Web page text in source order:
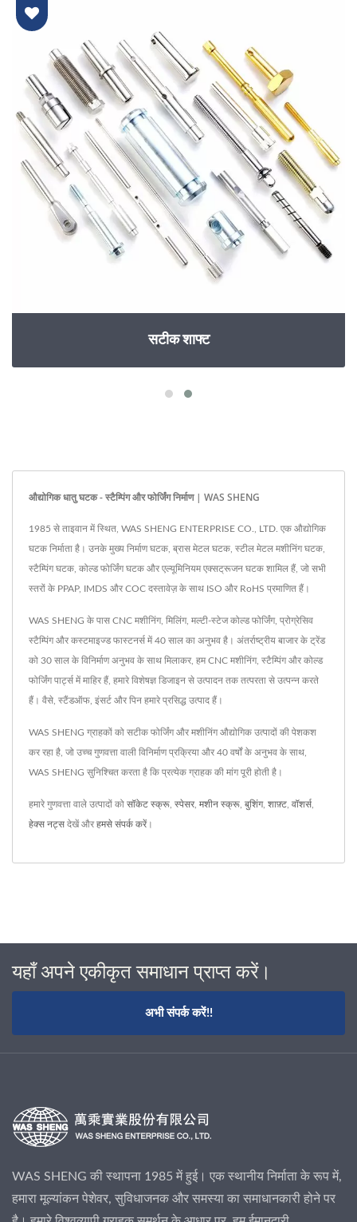
सटीक शाफ्ट
औद्योगिक धातु घटक - स्टैम्पिंग और फोर्जिंग निर्माण | WAS SHENG
1985 से ताइवान में स्थित, WAS SHENG ENTERPRISE CO., LTD. एक औद्योगिक
घटक निर्माता है। उनके मुख्य निर्माण घटक, ब्रास मेटल घटक, स्टील मेटल मशीनिंग घटक,
स्टैम्पिंग घटक, कोल्ड फोर्जिंग घटक और एल्यूमिनियम एक्सट्रूजन घटक शामिल हैं, जो सभी
स्तरों के PPAP, IMDS और COC दस्तावेज़ के साथ ISO और RoHS प्रमाणित हैं।
WAS SHENG के पास CNC मशीनिंग, मिलिंग, मल्टी-स्टेज कोल्ड फोर्जिंग, प्रोग्रेसिव
स्टैम्पिंग और कस्टमाइज्ड फास्टनर्स में 40 साल का अनुभव है। अंतर्राष्ट्रीय बाजार के ट्रेंड
को 30 साल के विनिर्माण अनुभव के साथ मिलाकर, हम CNC मशीनिंग, स्टैम्पिंग और कोल्ड
फोर्जिंग पार्ट्स में माहिर हैं, हमारे विशेषज्ञ डिजाइन से उत्पादन तक तत्परता से उत्पन्न करते
हैं। वैसे, स्टैंडऑफ, इंसर्ट और पिन हमारे प्रसिद्ध उत्पाद हैं।
WAS SHENG ग्राहकों को सटीक फोर्जिंग और मशीनिंग औद्योगिक उत्पादों की पेशकश
कर रहा है, जो उच्च गुणवत्ता वाली विनिर्माण प्रक्रिया और 40 वर्षों के अनुभव के साथ,
WAS SHENG सुनिश्चित करता है कि प्रत्येक ग्राहक की मांग पूरी होती है।
हमारे गुणवत्ता वाले उत्पादों को सॉकेट स्क्रू स्पेसर, मशीन स्क्रू बुशिंग, शाफ़्ट वॉशर्स
हेक्स नट्स देखें औरहमसे संपर्क करें।
यहाँ अपने एकीकृत समाधान प्राप्त करें।
अभी संपर्क करें!!
WAS SHENG की स्थापना 1985 में हुई। एक स्थानीय निर्माता के रूप में,
हमारा मूल्यांकन पेशेवर, सुविधाजनक और समस्या का समाधानकारी होने पर